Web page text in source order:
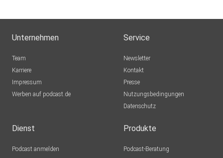
Unternehmen
Team
Karriere
Impressum
Werben auf podcast.de
Service
Newsletter
Kontakt
Presse
Nutzungsbedingungen
Datenschutz
Dienst
Podcast anmelden
Produkte
Podcast-Beratung